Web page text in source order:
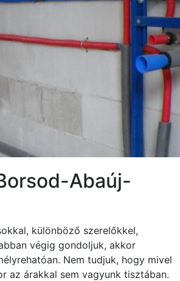
Abaúj-
különböző szerelőkkel,
végig gondoljuk, akkor
Nem tudjuk, hogy mivel
az árakkal sem vagyunk tisztában.